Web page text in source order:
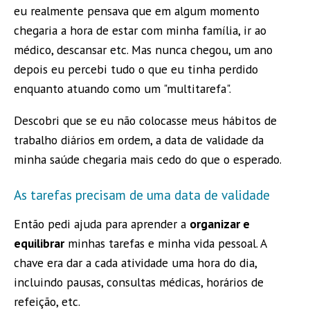
eu realmente pensava que em algum momento
chegaria a hora de estar com minha família, ir ao
médico, descansar etc. Mas nunca chegou, um ano
depois eu percebi tudo o que eu tinha perdido
enquanto atuando como um "multitarefa".
Descobri que se eu não colocasse meus hábitos de
trabalho diários em ordem, a data de validade da
minha saúde chegaria mais cedo do que o esperado.
As tarefas precisam de uma data de validade
Então pedi ajuda para aprender a organizar e
equilibrarminhas tarefas e minha vida pessoal. A
chave era dar a cada atividade uma hora do dia,
incluindo pausas, consultas médicas, horários de
refeição, etc.